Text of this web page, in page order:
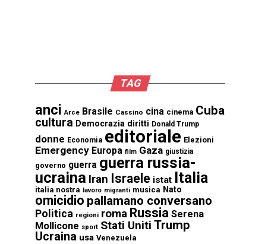
TAG
anci Arce Brasile Cassino cina cinema Cuba
cultura Democrazia diritti Donald Trump
donne Economia editoriale Elezioni
Emergency Europa film Gaza giustizia
governo guerra guerra russia-
ucraina Iran Israele istat Italia
italia nostra lavoro migranti musica Nato
omicidio pallamano conversano
Politica regioni roma Russia Serena
Mollicone sport Stati Uniti Trump
Ucraina usa Venezuela